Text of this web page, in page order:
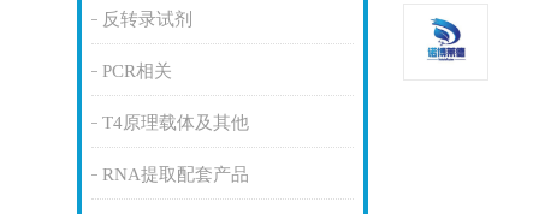
反转录试剂
PCR相关
T4原理载体及其他
RNA提取配套产品